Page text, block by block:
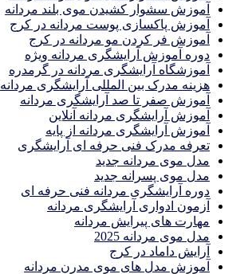
آموزش سشوار کشیدن موی بلند مردانه
آموزش پاکسازی پوست مردانه در کرج
آموزش فر کردن مو مردانه در کرج
دوره آموزش آرایشگری مردانه ویژه
آموزشگاه آرایشگری مردانه در گرمدره
هزینه مدرک بین المللی آرایشگری مردانه
آموزش صفر تا صد آرایشگری مردانه
آموزش آرایشگری مردانه آنلاین
آموزش آرایشگری مردانه از پایه
تعرفه مدرک فنی حرفه ای آرایشگری
مدل موی مردانه جدید
مدل موی پسرانه جدید
دوره آرایشگری مردانه فنی حرفه ای
آزمون ادواری آرایشگری مردانه
مهارت های پیرایش مردانه
مدل موی مردانه 2025
آرایش داماد در کرج
آموزش مدل های موی مدرن مردانه